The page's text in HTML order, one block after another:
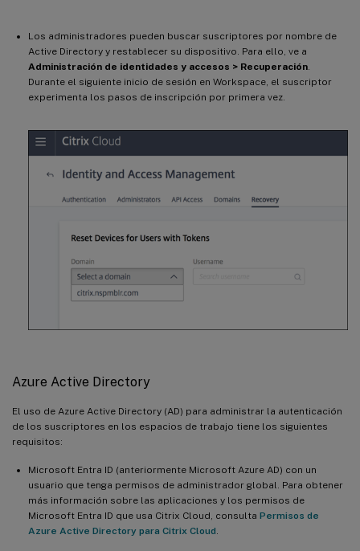
Los administradores pueden buscar suscriptores por nombre de
Active Directory y restablecer su dispositivo. Para ello, ve a
Administración de identidades y accesos > Recuperación.
Durante el siguiente inicio de sesión en Workspace, el suscriptor
experimenta los pasos de inscripción por primera vez.
Azure Active Directory
El uso de Azure Active Directory (AD) para administrar la autenticación
de los suscriptores en los espacios de trabajo tiene los siguientes
requisitos:
Microsoft Entra ID (anteriormente Microsoft Azure AD) con un
usuario que tenga permisos de administrador global. Para obtener
más información sobre las aplicaciones y los permisos de
Microsoft Entra ID que usa Citrix Cloud, consulta Permisos de
Azure Active Directory para Citrix Cloud